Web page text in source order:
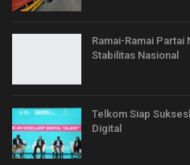
Ramai-Ramai
Stabilitas Nasional
Telkom Siap
Digital